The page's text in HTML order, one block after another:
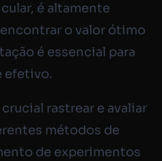
é altamente
o valor ótimo
é essencial para
efetivo.
crucial rastrear e avaliar
métodos de
de experimentos